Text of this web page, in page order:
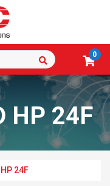
0
HP 24F
24F